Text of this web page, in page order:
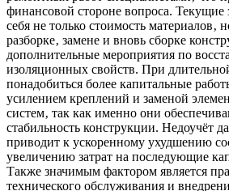
финансовой стороне вопроса. Текущие
себя не только стоимость материалов‚
разборке‚ замене и вновь сборке
дополнительные мероприятия по
изоляционных свойств. При
понадобиться более капитальные
усилением креплений и заменой
систем‚ так как именно они
стабильность конструкции. Недоучёт
приводит к ускоренному ухудшению
увеличению затрат на последующие
Также значимым фактором является
технического обслуживания и